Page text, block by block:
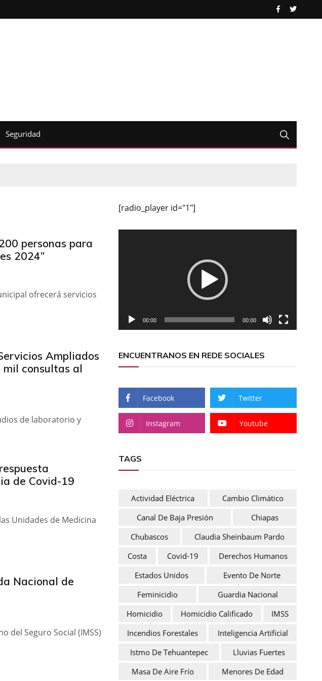
Seguridad
personas para
2024”
ofrecerá servicios
Ampliados
mil consultas al
de laboratorio y
de Covid-19
Unidades de Medicina
Nacional de
del Seguro Social (IMSS)
[radio_player id="1"]
00:00 00:00
ENCUENTRANOS EN REDE SOCIALES
Facebook Twitter
Instagram Youtube
TAGS
Actividad Eléctrica
Cambio Climático
Canal De Baja Presión
Chiapas
Chubascos
Claudia Sheinbaum Pardo
Costa
Covid-19
Derechos Humanos
Estados Unidos
Evento De Norte
Feminicidio
Guardia Nacional
Homicidio
Homicidio Calificado
IMSS
Incendios Forestales
Inteligencia Artificial
Istmo De Tehuantepec
Lluvias Fuertes
Masa De Aire Frío
Menores De Edad